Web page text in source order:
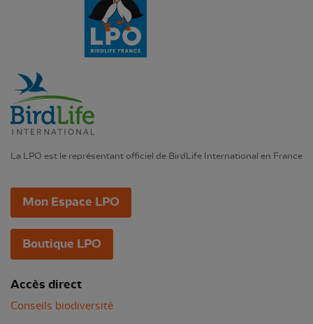
La LPO est le représentant officiel de BirdLife International en France
Mon Espace LPO
Boutique LPO
Accès direct
Conseils biodiversité